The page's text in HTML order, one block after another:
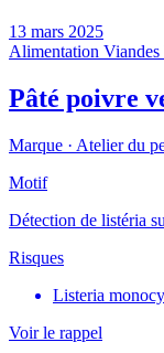
13 mars 2025
Alimentation Viandes
Pâté poivre
Marque · Atelier du
Motif
Détection de listéria
Risques
Listeria
Voir le rappel